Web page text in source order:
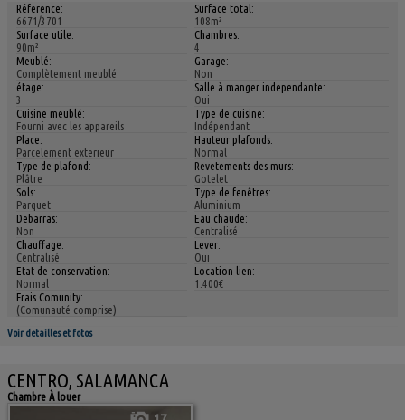
Réference:
6671/3701
Surface total:
108m²
Surface utile:
90m²
Chambres:
4
Meublé:
Complètement meublé
Garage:
Non
étage:
3
Salle à manger independante:
Oui
Cuisine meublé:
Fourni avec les appareils
Type de cuisine:
Indépendant
Place:
Parcelement exterieur
Hauteur plafonds:
Normal
Type de plafond:
Plâtre
Revetements des murs:
Gotelet
Sols:
Parquet
Type de fenêtres:
Aluminium
Debarras:
Non
Eau chaude:
Centralisé
Chauffage:
Centralisé
Lever:
Oui
Etat de conservation:
Normal
Location lien:
1.400€
Frais Comunity:
(Comunauté comprise)
Voir detailles et fotos
CENTRO, SALAMANCA
Chambre À louer